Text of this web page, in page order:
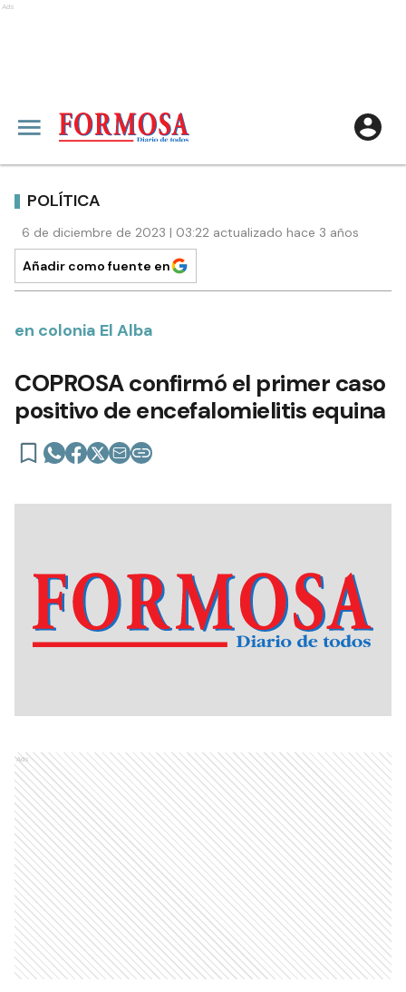
Ads
POLÍTICA
6 de diciembre de 2023 | 03:22 actualizado hace 3 años
Añadir como fuente en
en colonia El Alba
COPROSA confirmó el primer caso
positivo de encefalomielitis equina
Ads